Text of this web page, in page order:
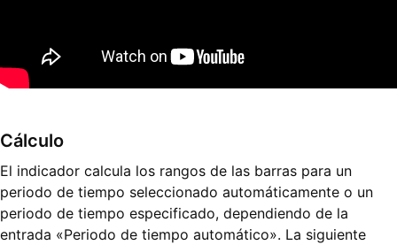
Cálculo
El indicador calcula los rangos de las barras para un
periodo de tiempo seleccionado automáticamente o un
periodo de tiempo especificado, dependiendo de la
entrada «Periodo de tiempo automático». La siguiente